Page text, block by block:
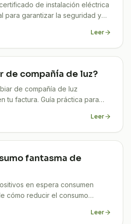
de instalación eléctrica
para garantizar la seguridad y
Leer
de compañía de luz?
de compañía de luz
tu factura. Guía práctica para
Leer
fantasma de
en espera consumen
cómo reducir el consumo
Leer